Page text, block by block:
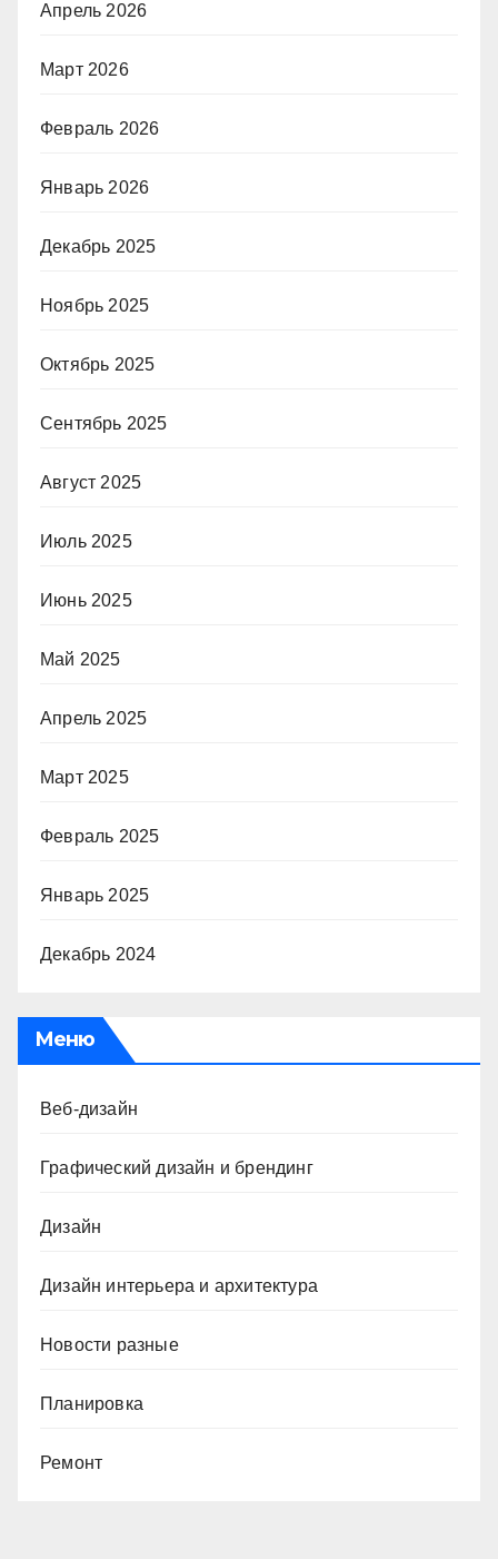
Апрель 2026
Март 2026
Февраль 2026
Январь 2026
Декабрь 2025
Ноябрь 2025
Октябрь 2025
Сентябрь 2025
Август 2025
Июль 2025
Июнь 2025
Май 2025
Апрель 2025
Март 2025
Февраль 2025
Январь 2025
Декабрь 2024
Меню
Веб-дизайн
Графический дизайн и брендинг
Дизайн
Дизайн интерьера и архитектура
Новости разные
Планировка
Ремонт